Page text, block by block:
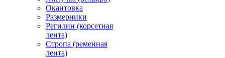
Окантовка
Размерники
Регилин (корсетная
лента)
Стропа (ременная
лента)